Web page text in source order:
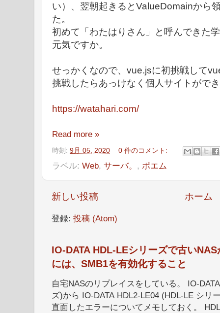
い）、翌朝起きるとValueDomainから
た。
初めて「わたはりさん」と呼んできた
元気ですか。
せっかくなので、vue.jsに初挑戦して
挑戦したらあっけなく個人サイトがで
https://watahari.com/
Read more »
時刻: 9月 05, 2020 0 件のコメント:
ラベル: Web, サーバ。 , ポエム
新しい投稿 ホーム
登録: 投稿 (Atom)
IO-DATA HDL-LEシリーズで古い
には、SMB1を有効化すること
自宅NASのリプレイスをしている。 IO-
ズ)から IO-DATA HDL2-LE04 (HDL-LE シリ
直面したエラーについてメモしておく。